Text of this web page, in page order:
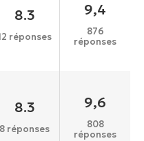
8.3
réponses
9,4
876
réponses
8.3
8 réponses
9,6
808
réponses